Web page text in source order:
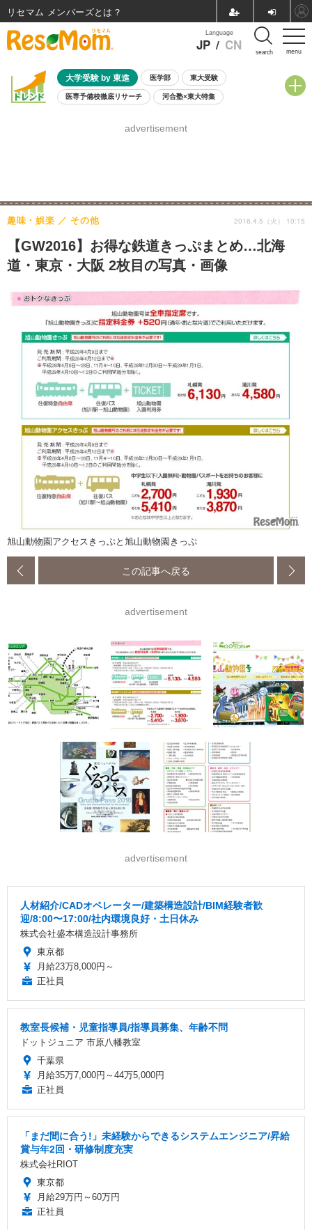
menu
Language
JP / CN search
大学受験 by 東進 医学部 東大受験
医専予備校徹底リサーチ 河合塾×東大特集
8月開催学校説明会・相談会
advertisement
【GW2016】お得な鉄道きっぷまとめ…北海
道・東京・大阪 2枚目の写真・画像
趣味・娯楽 その他 2016.4.5（火） 10:15
旭山動物園アクセスきっぷと旭山動物園きっぷ
この記事へ戻る
advertisement
advertisement
人材紹介/CADオペレーター/建築構造設計/BIM経験者歓
迎/8:00〜17:00/社内環境良好・土日休み
株式会社盛本構造設計事務所
東京都
月給23万8,000円～
正社員
教室長候補・児童指導員/指導員募集、年齢不問
ドットジュニア 市原八幡教室
千葉県
月給35万7,000円～44万5,000円
正社員
「まだ間に合う!」未経験からできるシステムエンジニア/昇給
賞与年2回・研修制度充実
株式会社RIOT
東京都
月給29万円～60万円
正社員
リセマム メンバーズ